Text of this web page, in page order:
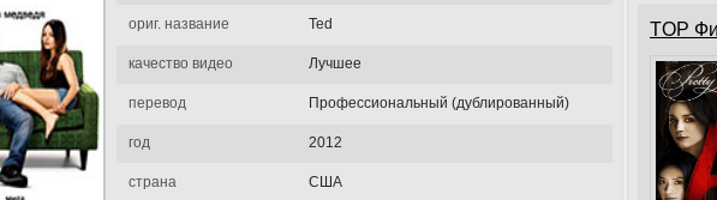
ориг. название Ted
качество видео Лучшее
перевод Профессиональный (дублированный)
год 2012
страна США
TOP